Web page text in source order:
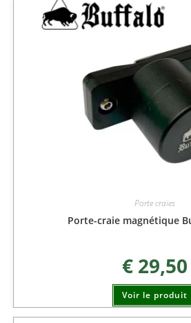
Porte craies
Porte-craie magnétique
€29,50
Voir le produit